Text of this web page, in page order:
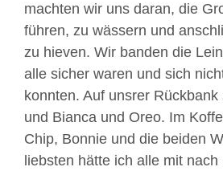
machten wir uns daran, die
führen, zu wässern und
zu hieven. Wir banden die
alle sicher waren und sich
konnten. Auf unsrer
und Bianca und Oreo. Im
Chip, Bonnie und die beiden
liebsten hätte ich alle mit nach